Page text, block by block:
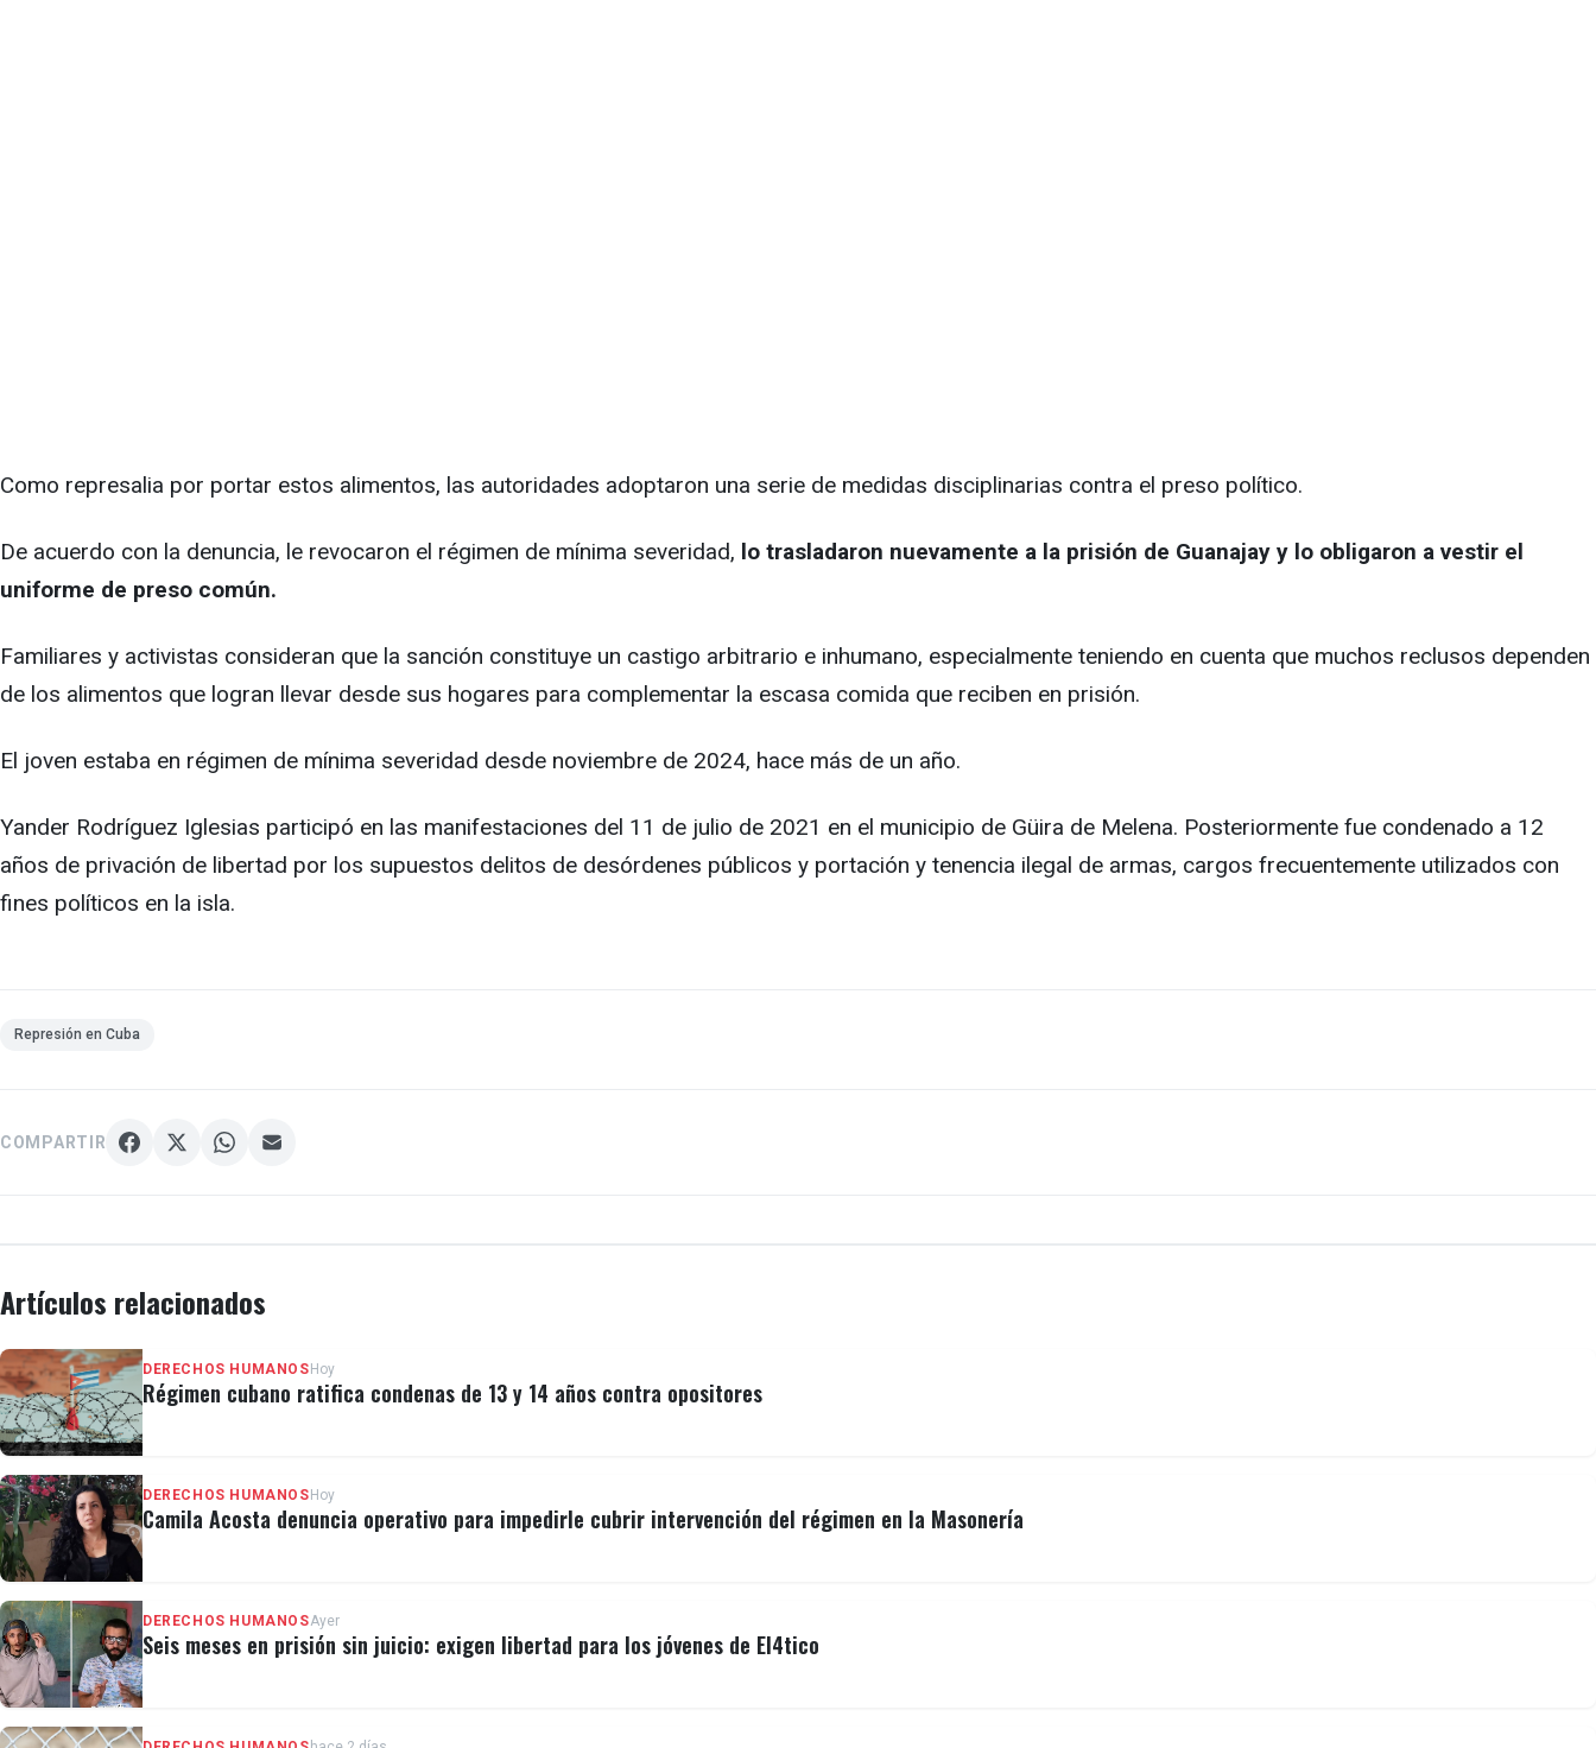
Como represalia por portar estos alimentos, las autoridades adoptaron una serie de medidas disciplinarias contra el preso político.
De acuerdo con la denuncia, le revocaron el régimen de mínima severidad, lo trasladaron nuevamente a la prisión de Guanajay y lo obligaron a vestir el
uniforme de preso común.
Familiares y activistas consideran que la sanción constituye un castigo arbitrario e inhumano, especialmente teniendo en cuenta que muchos reclusos dependen
de los alimentos que logran llevar desde sus hogares para complementar la escasa comida que reciben en prisión.
El joven estaba en régimen de mínima severidad desde noviembre de 2024, hace más de un año.
Yander Rodríguez Iglesias participó en las manifestaciones del 11 de julio de 2021 en el municipio de Güira de Melena. Posteriormente fue condenado a 12
años de privación de libertad por los supuestos delitos de desórdenes públicos y portación y tenencia ilegal de armas, cargos frecuentemente utilizados con
fines políticos en la isla.
Represión en Cuba
COMPARTIR
Artículos relacionados
DERECHOS HUMANOSHoy
Régimen cubano ratifica condenas de 13 y 14 años contra opositores
DERECHOS HUMANOS Hoy
Camila Acosta denuncia operativo para impedirle cubrir intervención del régimen en la Masonería
DERECHOS HUMANOSAyer
Seis meses en prisión sin juicio: exigen libertad para los jóvenes de El4tico